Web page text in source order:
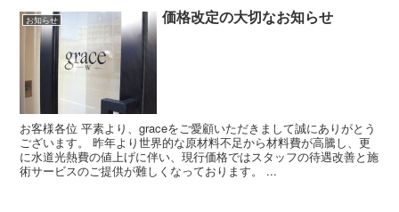
お知らせ 価格改定の大切なお知らせ
お客様各位 平素より、graceをご愛顧いただきまして誠にありがとう
ございます。 昨年より世界的な原材料不足から材料費が高騰し、更
に水道光熱費の値上げに伴い、現行価格ではスタッフの待遇改善と施
術サービスのご提供が難しくなっております。 ...